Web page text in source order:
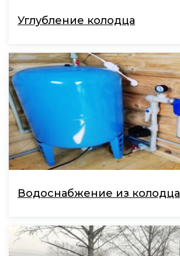
Углубление колодца
Водоснабжение из колодца